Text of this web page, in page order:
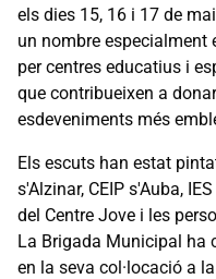
els dies 15, 16 i 17 de
un nombre especialment
per centres educatius i
que contribueixen a
esdeveniments més
Els escuts han estat
s'Alzinar, CEIP s'Auba,
del Centre Jove i les
La Brigada Municipal ha
en la seva col·locació a